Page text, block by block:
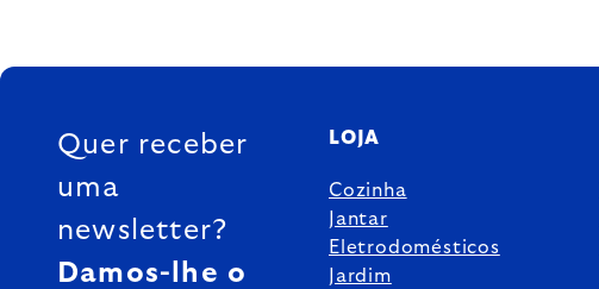
FOOTER
Quer receber
uma
newsletter?
Damos-lhe o
LOJA
Cozinha
Jantar
Eletrodomésticos
Jardim